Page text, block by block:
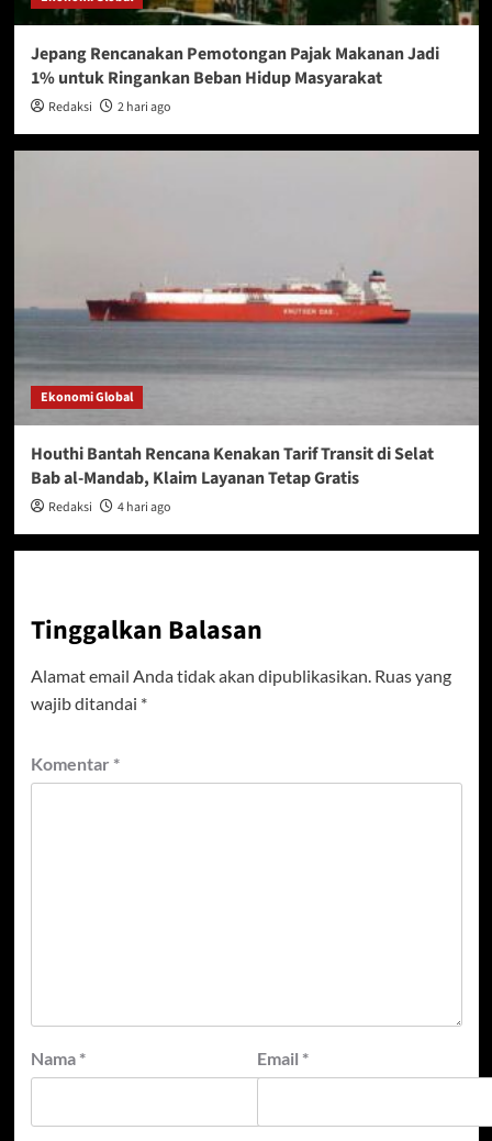
Jepang Rencanakan Pemotongan Pajak Makanan Jadi
1% untuk Ringankan Beban Hidup Masyarakat
Redaksi 2 hari ago
Ekonomi Global
Houthi Bantah Rencana Kenakan Tarif Transit di Selat
Bab al-Mandab, Klaim Layanan Tetap Gratis
Redaksi 4 hari ago
Tinggalkan Balasan
Alamat email Anda tidak akan dipublikasikan. Ruas yang
wajib ditandai *
Komentar *
Nama * Email *